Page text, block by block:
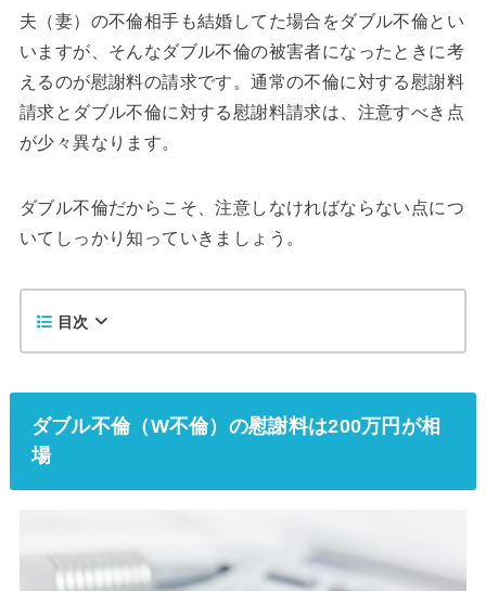
夫（妻）の不倫相手も結婚してた場合をダブル不倫とい
いますが、そんなダブル不倫の被害者になったときに考
えるのが慰謝料の請求です。通常の不倫に対する慰謝料
請求とダブル不倫に対する慰謝料請求は、注意すべき点
が少々異なります。
ダブル不倫だからこそ、注意しなければならない点につ
いてしっかり知っていきましょう。
目次
ダブル不倫（W不倫）の慰謝料は200万円が相
場